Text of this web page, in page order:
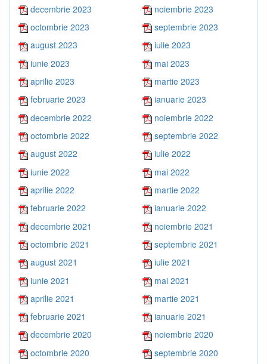
decembrie 2023
noiembrie 2023
octombrie 2023
septembrie 2023
august 2023
iulie 2023
iunie 2023
mai 2023
aprilie 2023
martie 2023
februarie 2023
ianuarie 2023
decembrie 2022
noiembrie 2022
octombrie 2022
septembrie 2022
august 2022
iulie 2022
iunie 2022
mai 2022
aprilie 2022
martie 2022
februarie 2022
ianuarie 2022
decembrie 2021
noiembrie 2021
octombrie 2021
septembrie 2021
august 2021
iulie 2021
iunie 2021
mai 2021
aprilie 2021
martie 2021
februarie 2021
ianuarie 2021
decembrie 2020
noiembrie 2020
octombrie 2020
septembrie 2020